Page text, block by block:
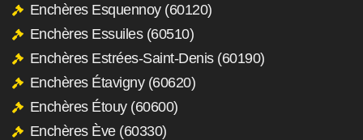
Enchères Esquennoy (60120)
Enchères Essuiles (60510)
Enchères Estrées-Saint-Denis (60190)
Enchères Étavigny (60620)
Enchères Étouy (60600)
Enchères Ève (60330)